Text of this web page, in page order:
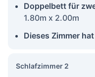
Doppelbett für
1.80m x 2.00m
Dieses Zimmer
Schlafzimmer 2